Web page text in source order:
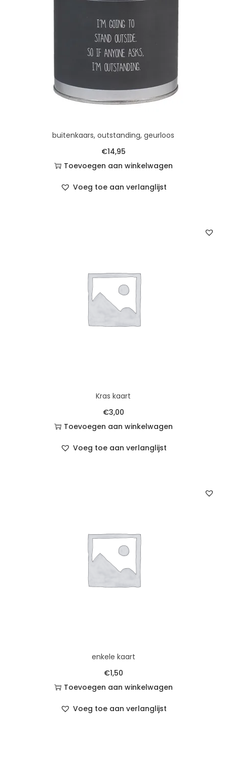
buitenkaars, outstanding, geurloos
€14,95
Toevoegen aan winkelwagen
Voeg toe aan verlanglijst
Kras kaart
€3,00
Toevoegen aan winkelwagen
Voeg toe aan verlanglijst
enkele kaart
€1,50
Toevoegen aan winkelwagen
Voeg toe aan verlanglijst